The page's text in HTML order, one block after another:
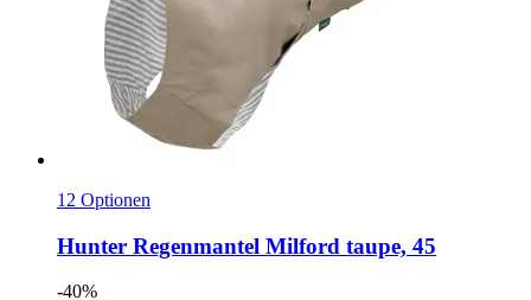
12 Optionen
Hunter Regenmantel Milford taupe, 45
-40%